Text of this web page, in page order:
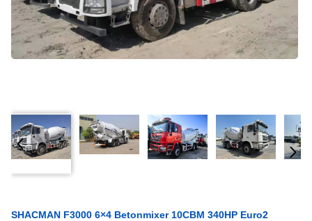
SHACMAN F3000 6×4 Betonmixer 10CBM 340HP Euro2